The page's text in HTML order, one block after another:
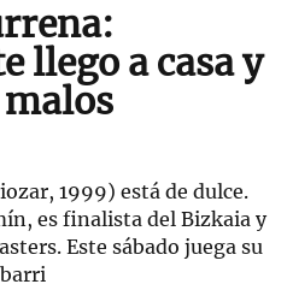
llego a casa y
1999) está de dulce.
es finalista del Bizkaia y
Este sábado juega su